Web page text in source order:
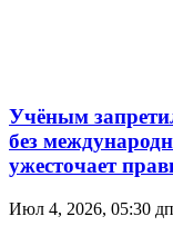
Учёным
без
ужесточает
Июл 4, 2026, 05:30 дп